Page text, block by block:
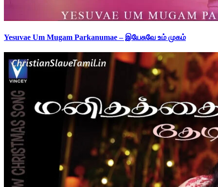
Yesuvae Um Mugam Parkanumae – இயேசுவே உம் முகம்